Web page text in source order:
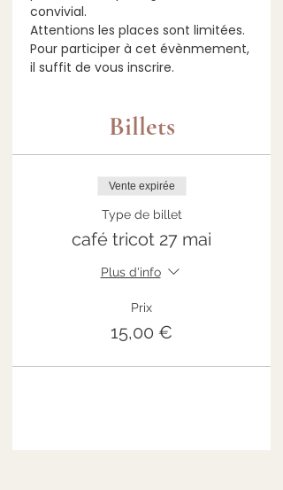
convivial.
Attentions les places sont limitées.
Pour participer à cet évènmement,
il suffit de vous inscrire.
Billets
Vente expirée
Type de billet
café tricot 27 mai
Plus d'info
Prix
15,00 €